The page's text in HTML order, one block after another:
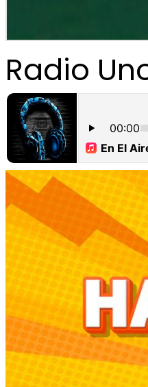
Radio